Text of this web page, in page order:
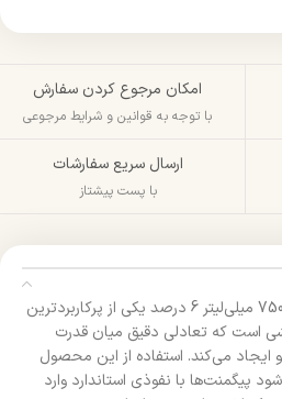
امکان مرجوع کردن سفارش
با توجه به قوانین و شرایط مرجوعی
ارسال سریع سفارشات
با پست پیشتاز
کرم اکسیدان والانسی با حجم 750 میلی‌لیتر 6 درصد یکی از پرکاربردترین
است که تعادلی دقیق میان قدرت
می‌کند. استفاده از این محصول
پیگمنت‌ها با نفوذی استاندارد وارد